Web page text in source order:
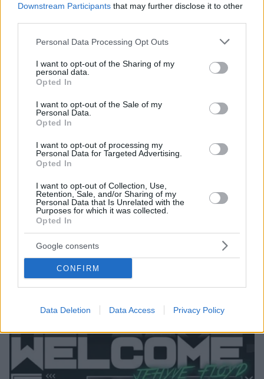
Downstream Participants that may further disclose it to other
Please note that this website/app uses one or more Google
not limited to your visit or usage behaviour. You may click to
grant or deny consent to Google and its third-party tags to
use your data for below specified purposes in below Google
consent section.
Personal Data Processing Opt Outs
I want to opt-out of the Sharing of my
personal data.
Opted In
I want to opt-out of the Sale of my
Personal Data.
Opted In
I want to opt-out of processing my
Personal Data for Targeted Advertising.
Opted In
I want to opt-out of Collection, Use,
Retention, Sale, and/or Sharing of my
Personal Data that Is Unrelated with the
Purposes for which it was collected.
Opted In
Google consents
CONFIRM
Data Deletion Data Access Privacy Policy
Στην Ελλάδα για τον Παναθηναϊκό ο Φλόιντ - Οι
πρώτες του δηλώσεις
Ο Τζεχάιβ Φλόιντ έφτασε στην Αθήνα για
λογαριασμό του Παναθηναϊκού και έκανε τις πρώτες
του δηλώσεις ως παίκτης των... πράσινων
10.08.2021, 16:08